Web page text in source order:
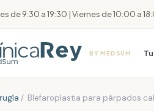
de 9:30 a 19:30 | Viernes de 10:00 a
BY MEDSUM
/ Blefaroplastia para párpados